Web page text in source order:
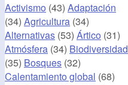
Activismo (43) Adaptación
(34) Agricultura (34)
Alternativas (53) Ártico (31)
Atmósfera (34) Biodiversidad
(35) Bosques (32)
Calentamiento global (68)